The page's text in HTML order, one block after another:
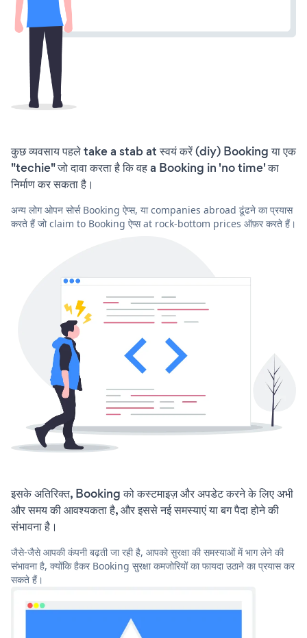
कुछ व्यवसाय पहले take a stab at स्वयं करें (diy) Booking या एक
"techie" जो दावा करता है कि वह a Booking in 'no time' का
निर्माण कर सकता है।
अन्य लोग ओपन सोर्स Booking ऐप्स, या companies abroad ढूंढने का प्रयास
करते हैं जो claim to Booking ऐप्स at rock-bottom prices ऑफ़र करते हैं।
इसके अतिरिक्त, Booking को कस्टमाइज़ और अपडेट करने के लिए अभी
और समय की आवश्यकता है, और इससे नई समस्याएं या बग पैदा होने की
संभावना है।
जैसे-जैसे आपकी कंपनी बढ़ती जा रही है, आपको सुरक्षा की समस्याओं में भाग लेने की
संभावना है, क्योंकि हैकर Booking सुरक्षा कमजोरियों का फायदा उठाने का प्रयास कर
सकते हैं।